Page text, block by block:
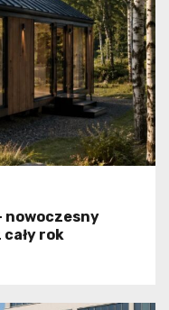
nowoczesny
cały rok